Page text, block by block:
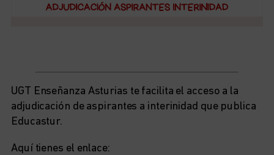
UGT Enseñanza Asturias te facilita el acceso a la
adjudicación de aspirantes a interinidad que publica
Educastur.
Aquí tienes el enlace: